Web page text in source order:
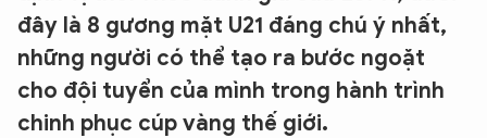
đây là 8 gương mặt U21 đáng chú ý nhất,
những người có thể tạo ra bước ngoặt
cho đội tuyển của mình trong hành trình
chinh phục cúp vàng thế giới.